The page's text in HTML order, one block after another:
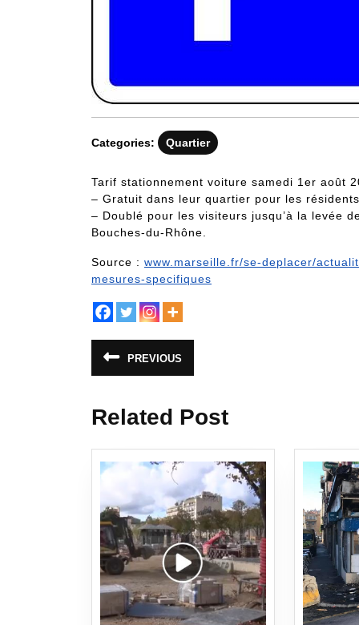
Categories: Quartier
Tarif stationnement voiture samedi 1er août
– Gratuit dans leur quartier pour les
– Doublé pour les visiteurs jusqu’à la levée
Bouches-du-Rhône‬.
Source : www.marseille.fr/se-deplacer/
mesures-specifiques
Navigation
de
l’article
PREVIOUS
précédent
Related Post